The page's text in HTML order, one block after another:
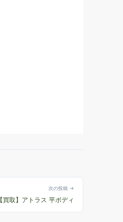
次の投稿 →
【買取】アトラス 平ボディ